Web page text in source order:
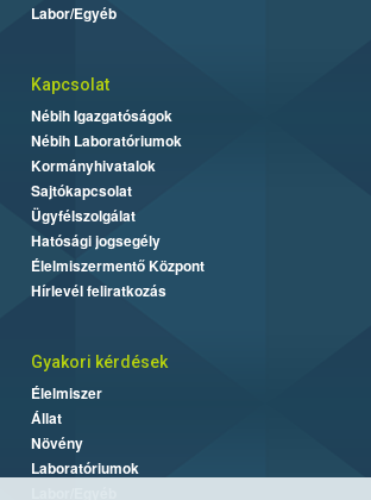
Labor/Egyéb
Kapcsolat
Nébih Igazgatóságok
Nébih Laboratóriumok
Kormányhivatalok
Sajtókapcsolat
Ügyfélszolgálat
Hatósági jogsegély
Élelmiszermentő Központ
Hírlevél feliratkozás
Gyakori kérdések
Élelmiszer
Állat
Növény
Laboratóriumok